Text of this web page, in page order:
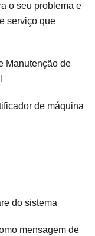
o seu problema e
serviço que
Manutenção de
de máquina
do sistema
mensagem de